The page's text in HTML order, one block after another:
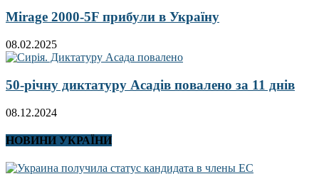
Mirage 2000-5F прибули в Україну
08.02.2025
50-річну диктатуру Асадів повалено за 11 днів
08.12.2024
НОВИНИ УКРАЇНИ